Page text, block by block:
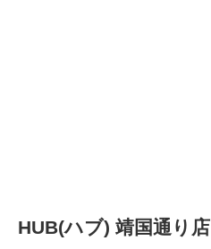
HUB(ハブ) 靖国通り店